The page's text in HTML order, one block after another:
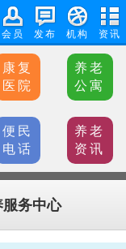
资讯
机构
发布
会员
康复
医院
养老
公寓
便民
电话
养老
资讯
务中心